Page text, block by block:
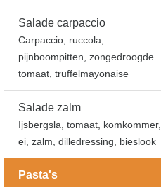
Salade carpaccio
Carpaccio, ruccola,
pijnboompitten, zongedroogde
tomaat, truffelmayonaise
Salade zalm
Ijsbergsla, tomaat, komkommer,
ei, zalm, dilledressing, bieslook
Pasta's